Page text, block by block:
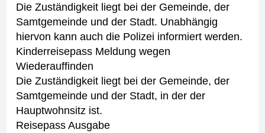
Die Zuständigkeit liegt bei der Gemeinde, der
Samtgemeinde und der Stadt. Unabhängig
hiervon kann auch die Polizei informiert werden.
Kinderreisepass Meldung wegen
Wiederauffinden
Die Zuständigkeit liegt bei der Gemeinde, der
Samtgemeinde und der Stadt, in der der
Hauptwohnsitz ist.
Reisepass Ausgabe